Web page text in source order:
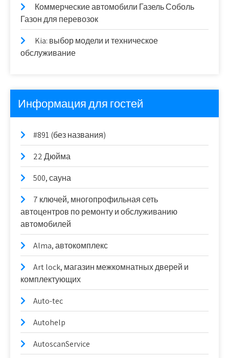
Коммерческие автомобили Газель Соболь
Газон для перевозок
Kia: выбор модели и техническое
обслуживание
Информация для гостей
#891 (без названия)
22 Дюйма
500, сауна
7 ключей, многопрофильная сеть
автоцентров по ремонту и обслуживанию
автомобилей
Alma, автокомплекс
Art lock, магазин межкомнатных дверей и
комплектующих
Auto-tec
Autohelp
AutoscanService